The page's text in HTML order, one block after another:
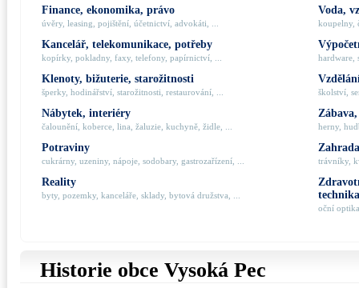
Finance, ekonomika, právo
úvěry, leasing, pojištění, účetnictví, advokáti, ...
Kancelář, telekomunikace, potřeby
kopírky, pokladny, faxy, telefony, papírnictví, ...
Klenoty, bižuterie, starožitnosti
šperky, hodinářství, starožitnosti, restaurování, ...
Nábytek, interiéry
čalounění, koberce, lina, žaluzie, kuchyně, židle, ...
Potraviny
cukrárny, uzeniny, nápoje, sodobary, gastrozařízení, ...
Reality
byty, pozemky, kanceláře, sklady, bytová družstva, ...
Voda,
koupelny,
hardware,
školství,
herny,
trávníky,
technika
oční
Historie obce Vysoká Pec